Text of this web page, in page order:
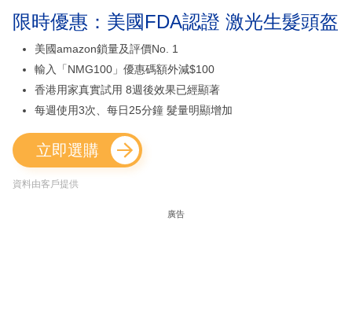
限時優惠：美國FDA認證 激光生髮頭盔
美國amazon鎖量及評價No. 1
輸入「NMG100」優惠碼額外減$100
香港用家真實試用 8週後效果已經顯著
每週使用3次、每日25分鐘 髮量明顯增加
立即選購
資料由客戶提供
廣告